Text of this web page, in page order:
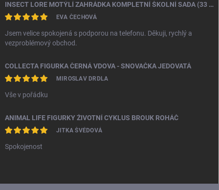
INSECT LORE MOTÝLÍ ZAHRÁDKA KOMPLETNÍ ŠKOLNÍ SADA (33 HOUSENEK)
EVA ČECHOVÁ
Jsem velice spokojená s podporou na telefonu. Děkuji, rychlý a
vezproblémový obchod.
COLLECTA FIGURKA ČERNÁ VDOVA - SNOVAČKA JEDOVATÁ
MIROSLAV DRDLA
Vše v pořádku
ANIMAL LIFE FIGURKY ŽIVOTNÍ CYKLUS BROUK ROHÁČ
JITKA ŠVÉDOVÁ
Spokojenost